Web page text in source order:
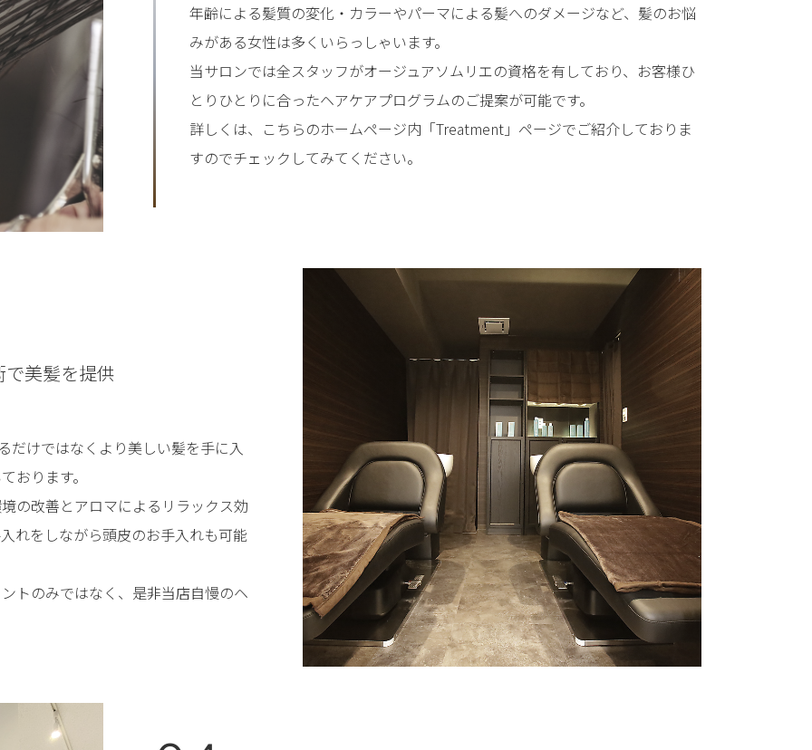
年齢による髪質の変化・カラーやパーマによる髪へのダメージなど、髪のお悩
みがある女性は多くいらっしゃいます。
当サロンでは全スタッフがオージュアソムリエの資格を有しており、お客様ひ
とりひとりに合ったヘアケアプログラムのご提案が可能です。
詳しくは、こちらのホームページ内「Treatment」ページでご紹介しておりま
すのでチェックしてみてください。
美髪を提供
だけではなくより美しい髪を手に入
おります。
の改善とアロマによるリラックス効
れをしながら頭皮のお手入れも可能
トのみではなく、是非当店自慢のヘ